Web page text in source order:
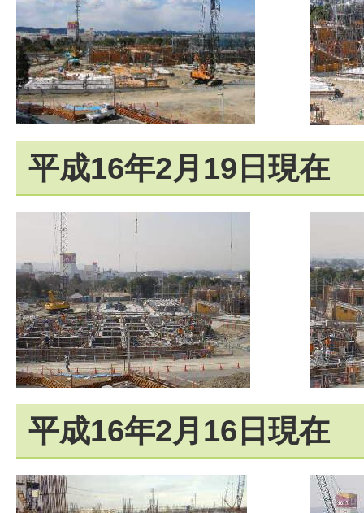
平成16年2月19日現在
平成16年2月16日現在